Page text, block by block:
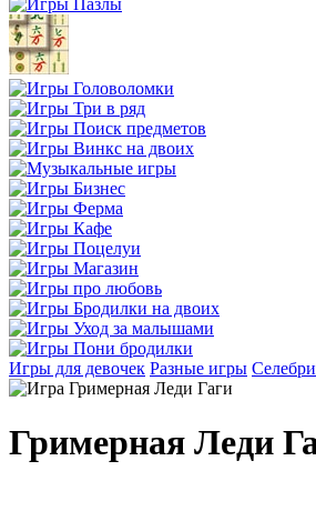
Игры для девочек Разные игры
Гримерная Леди